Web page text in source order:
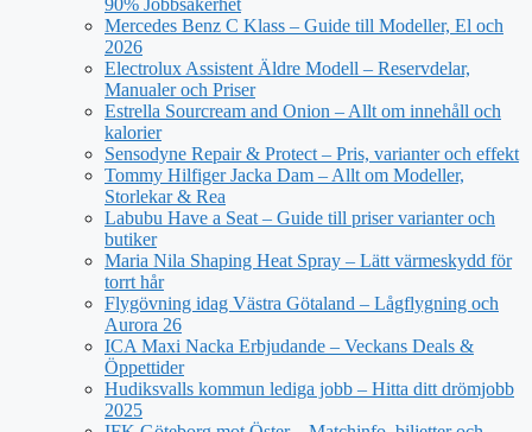
90% Jobbsäkerhet
Mercedes Benz C Klass – Guide till Modeller, El och
2026
Electrolux Assistent Äldre Modell – Reservdelar,
Manualer och Priser
Estrella Sourcream and Onion – Allt om innehåll och
kalorier
Sensodyne Repair & Protect – Pris, varianter och effekt
Tommy Hilfiger Jacka Dam – Allt om Modeller,
Storlekar & Rea
Labubu Have a Seat – Guide till priser varianter och
butiker
Maria Nila Shaping Heat Spray – Lätt värmeskydd för
torrt hår
Flygövning idag Västra Götaland – Lågflygning och
Aurora 26
ICA Maxi Nacka Erbjudande – Veckans Deals &
Öppettider
Hudiksvalls kommun lediga jobb – Hitta ditt drömjobb
2025